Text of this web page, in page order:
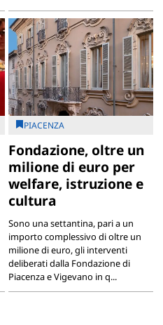
PIACENZA
Fondazione, oltre un
milione di euro per
welfare, istruzione e
cultura
Sono una settantina, pari a un
importo complessivo di oltre un
milione di euro, gli interventi
deliberati dalla Fondazione di
Piacenza e Vigevano in q...